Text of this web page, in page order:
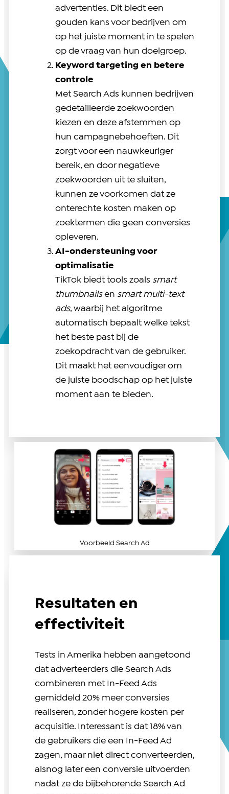
advertenties. Dit biedt een
gouden kans voor bedrijven om
op het juiste moment in te spelen
op de vraag van hun doelgroep.
Keyword targeting en betere
controle
Met Search Ads kunnen bedrijven
gedetailleerde zoekwoorden
kiezen en deze afstemmen op
hun campagnebehoeften. Dit
zorgt voor een nauwkeuriger
bereik, en door negatieve
zoekwoorden uit te sluiten,
kunnen ze voorkomen dat ze
onterechte kosten maken op
zoektermen die geen conversies
opleveren.
AI-ondersteuning voor
optimalisatie
TikTok biedt tools zoals smart
thumbnailsen smart multi-text
ads, waarbij het algoritme
automatisch bepaalt welke tekst
het beste past bij de
zoekopdracht van de gebruiker.
Dit maakt het eenvoudiger om
de juiste boodschap op het juiste
moment aan te bieden.
Voorbeeld Search Ad
Resultaten en
effectiviteit
Tests in Amerika hebben aangetoond
dat adverteerders die Search Ads
combineren met In-Feed Ads
gemiddeld 20% meer conversies
realiseren, zonder hogere kosten per
acquisitie. Interessant is dat 18% van
de gebruikers die een In-Feed Ad
zagen, maar niet direct converteerden,
alsnog later een conversie uitvoerden
nadat ze de bijbehorende Search Ad